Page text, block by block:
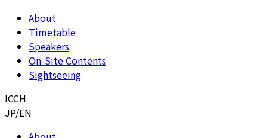
About
Timetable
Speakers
On-Site Contents
Sightseeing
ICCH
JP/EN